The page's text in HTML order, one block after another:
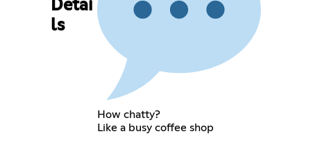
Detai
ls
How chatty?
Like a busy coffee shop